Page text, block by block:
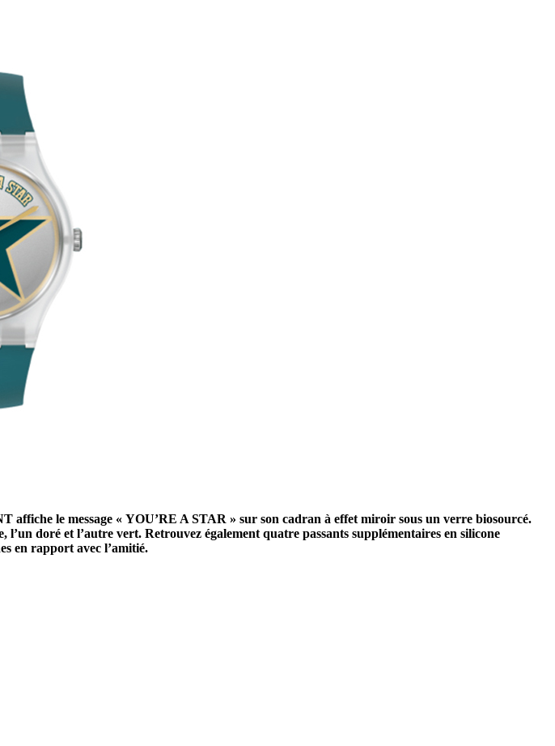
le message « YOU’RE A STAR » sur son cadran à effet miroir sous un verre biosourcé.
doré et l’autre vert. Retrouvez également quatre passants supplémentaires en silicone
en rapport avec l’amitié.